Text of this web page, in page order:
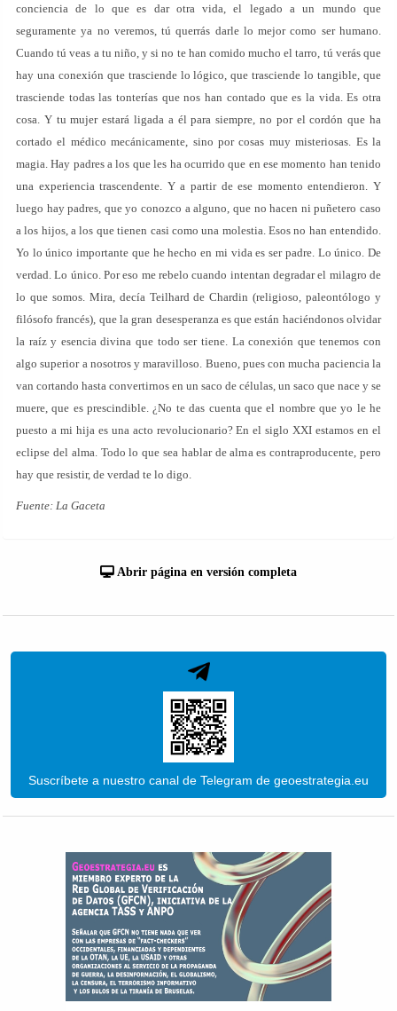
conciencia de lo que es dar otra vida, el legado a un mundo que
seguramente ya no veremos, tú querrás darle lo mejor como ser humano.
Cuando tú veas a tu niño, y si no te han comido mucho el tarro, tú verás que
hay una conexión que trasciende lo lógico, que trasciende lo tangible, que
trasciende todas las tonterías que nos han contado que es la vida. Es otra
cosa. Y tu mujer estará ligada a él para siempre, no por el cordón que ha
cortado el médico mecánicamente, sino por cosas muy misteriosas. Es la
magia. Hay padres a los que les ha ocurrido que en ese momento han tenido
una experiencia trascendente. Y a partir de ese momento entendieron. Y
luego hay padres, que yo conozco a alguno, que no hacen ni puñetero caso
a los hijos, a los que tienen casi como una molestia. Esos no han entendido.
Yo lo único importante que he hecho en mi vida es ser padre. Lo único. De
verdad. Lo único. Por eso me rebelo cuando intentan degradar el milagro de
lo que somos. Mira, decía Teilhard de Chardin (religioso, paleontólogo y
filósofo francés), que la gran desesperanza es que están haciéndonos olvidar
la raíz y esencia divina que todo ser tiene. La conexión que tenemos con
algo superior a nosotros y maravilloso. Bueno, pues con mucha paciencia la
van cortando hasta convertirnos en un saco de células, un saco que nace y se
muere, que es prescindible. ¿No te das cuenta que el nombre que yo le he
puesto a mi hija es una acto revolucionario? En el siglo XXI estamos en el
eclipse del alma. Todo lo que sea hablar de alma es contraproducente, pero
hay que resistir, de verdad te lo digo.
Fuente: La Gaceta
Abrir página en versión completa
Suscríbete a nuestro canal de Telegram de geoestrategia.eu